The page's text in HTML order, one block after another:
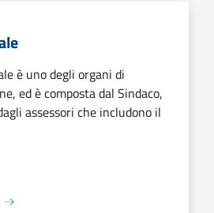
è uno degli organi di
ed è composta dal Sindaco,
assessori che includono il